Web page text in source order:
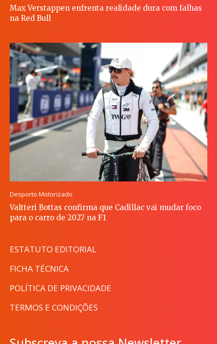
Max Verstappen enfrenta realidade dura com falhas
na Red Bull
Desporto Motorizado
Valtteri Bottas confirma que Cadillac vai mudar foco
para o carro de 2027 na F1
ESTATUTO EDITORIAL
FICHA TÉCNICA
POLÍTICA DE PRIVACIDADE
TERMOS E CONDIÇÕES